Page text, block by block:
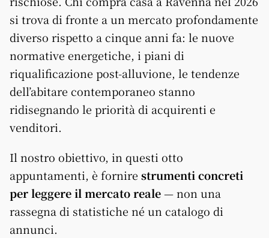
si trova di fronte a un mercato profondamente
diverso rispetto a cinque anni fa: le nuove
normative energetiche, i piani di
riqualificazione post-alluvione, le tendenze
dell’abitare contemporaneo stanno
ridisegnando le priorità di acquirenti e
venditori.
Il nostro obiettivo, in questi otto
appuntamenti, è fornire strumenti concreti
per leggere il mercato reale— non una
rassegna di statistiche né un catalogo di
annunci.